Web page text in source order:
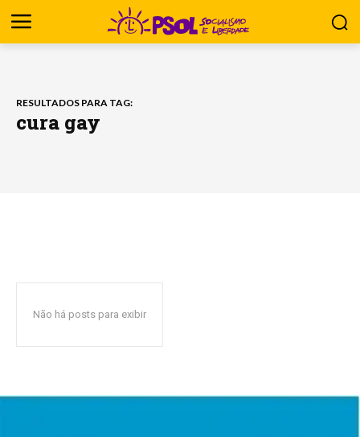
RESULTADOS PARA TAG:
cura gay
Não há posts para exibir